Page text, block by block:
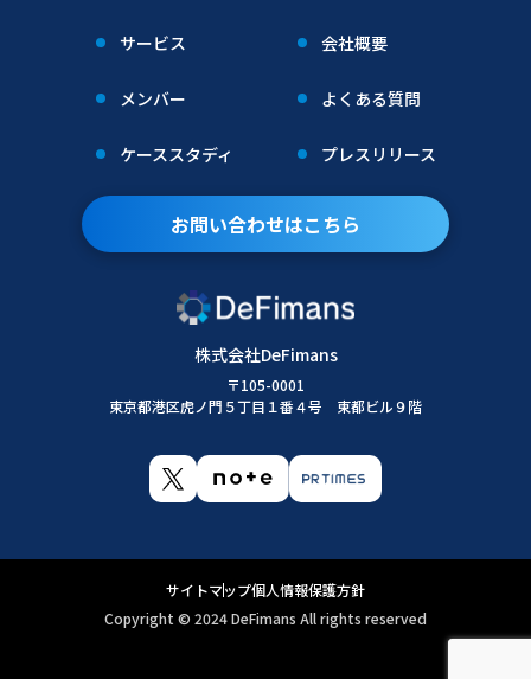
株式会社DeFimans
〒105-0001
東京都港区虎ノ門５丁目１番４号 東都ビル９階
サービス 会社概要
メンバー よくある質問
ケーススタディ プレスリリース
お問い合わせはこちら
サイトマップ個人情報保護方針
Copyright ©︎ 2024 DeFimans All rights reserved